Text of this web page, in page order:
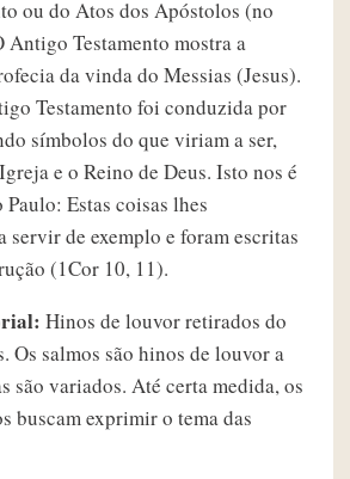
ou do Atos dos Apóstolos (no
Antigo Testamento mostra a
da vinda do Messias (Jesus).
Testamento foi conduzida por
símbolos do que viriam a ser,
e o Reino de Deus. Isto nos é
Estas coisas lhes
servir de exemplo e foram escritas
(1Cor 10, 11).
Hinos de louvor retirados do
Os salmos são hinos de louvor a
são variados. Até certa medida, os
buscam exprimir o tema das